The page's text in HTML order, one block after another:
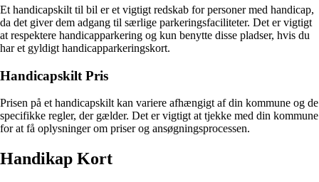
Et handicapskilt til bil er et vigtigt redskab for personer med handicap,
da det giver dem adgang til særlige parkeringsfaciliteter. Det er vigtigt
at respektere handicapparkering og kun benytte disse pladser, hvis du
har et gyldigt handicapparkeringskort.
Handicapskilt Pris
Prisen på et handicapskilt kan variere afhængigt af din kommune og de
specifikke regler, der gælder. Det er vigtigt at tjekke med din kommune
for at få oplysninger om priser og ansøgningsprocessen.
Handikap Kort